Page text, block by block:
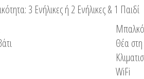
3 Ενήλικες ή 2 Ενήλικες & 1 Παιδί
Θέα
WiFi